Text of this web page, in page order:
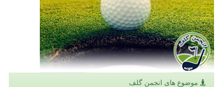
موضوع های انجمن گلف